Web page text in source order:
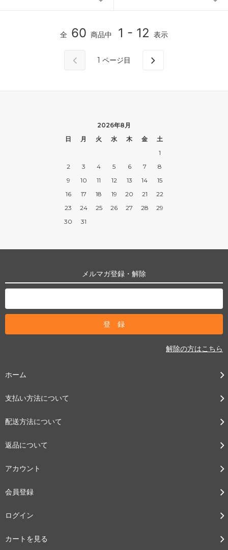
全 60 商品中 1 - 12 表示
1 ページ目
2026年8月
日
月 火 水 木 金
土
1
2
3 4 5 6 7
8
9
10 11 12 13 14
15
16
17 18 19 20 21
22
23
24 25 26 27 28
29
30
31
メルマガ登録・解除
解除の方はこちら
ホーム
支払い方法について
配送方法について
返品について
アカウント
会員登録
ログイン
カートを見る